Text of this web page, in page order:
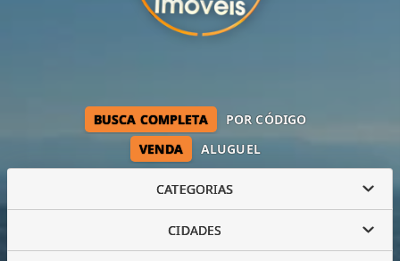
VENDA ALUGUEL
BUSCA COMPLETA POR CÓDIGO
CATEGORIAS
CIDADES